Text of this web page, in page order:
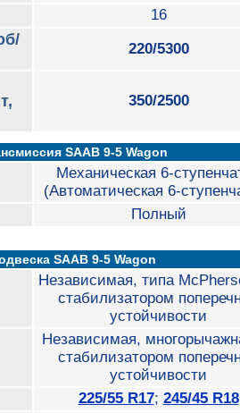
16
220/5300
350/2500
SAAB 9-5 Wagon
Механическая 6-
(Автоматическая 6-
Полный
SAAB 9-5 Wagon
Независимая, типа
стабилизатором
устойчивости
Независимая,
стабилизатором
устойчивости
225/55 R17; 245/45 R18